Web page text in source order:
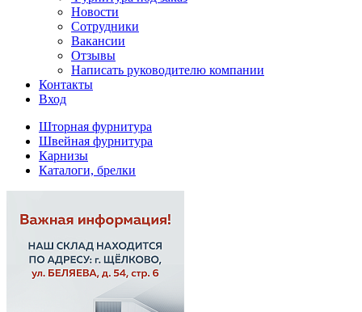
Новости
Сотрудники
Вакансии
Отзывы
Написать руководителю компании
Контакты
Вход
Шторная фурнитура
Швейная фурнитура
Карнизы
Каталоги, брелки